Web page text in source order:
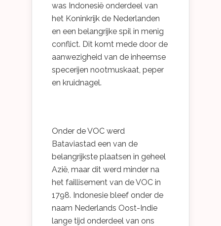
was Indonesië onderdeel van
het Koninkrijk de Nederlanden
en een belangrijke spil in menig
conflict. Dit komt mede door de
aanwezigheid van de inheemse
specerijen nootmuskaat, peper
en kruidnagel.
Onder de VOC werd
Bataviastad een van de
belangrijkste plaatsen in geheel
Azië, maar dit werd minder na
het faillisement van de VOC in
1798. Indonesie bleef onder de
naam Nederlands Oost-Indie
lange tijd onderdeel van ons